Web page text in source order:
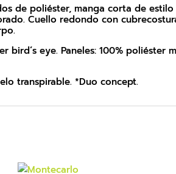
de poliéster, manga corta de
Cuello redondo con
bird´s eye. Paneles: 100% poliéster
transpirable. *Duo concept.